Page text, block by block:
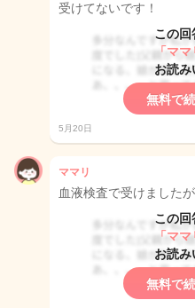
受けてない
この回
「ママ
お読み
無料で
5月20日
ママリ
血液検査で受けました
この回
「ママ
お読み
無料で